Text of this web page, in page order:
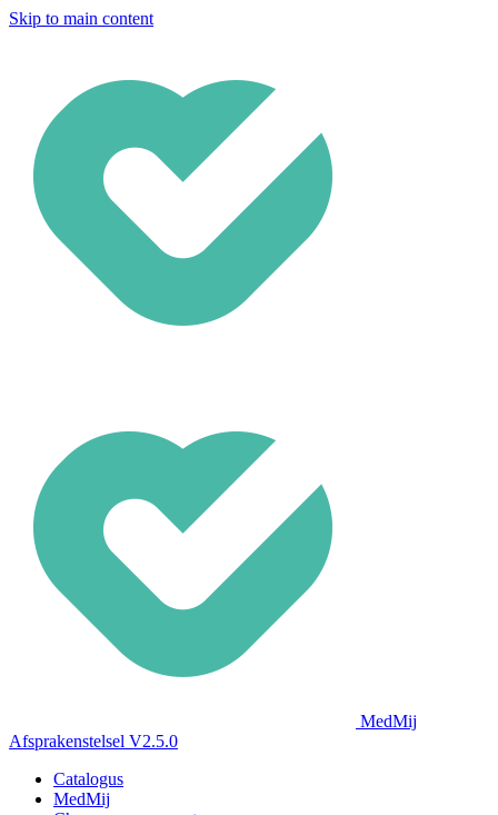
Skip to main content
MedMij
Afsprakenstelsel V2.5.0
Catalogus
MedMij